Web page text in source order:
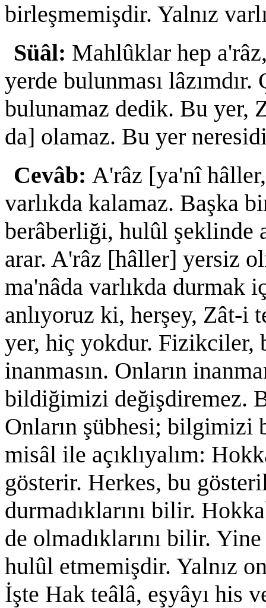
birleşmemişdir. Yalnız
Süâl: Mahlûklar hep
yerde bulunması
bulunamaz dedik. Bu yer,
da] olamaz. Bu yer
Cevâb: A'râz [ya'nî
varlıkda kalamaz. Başka
berâberliği, hulûl şeklinde
arar. A'râz [hâller] yersiz
ma'nâda varlıkda durmak
anlıyoruz ki, herşey, Zât-i
yer, hiç yokdur. Fizikciler,
inanmasın. Onların
bildiğimizi değişdiremez.
Onların şübhesi; bilgimizi
misâl ile açıklıyalım:
gösterir. Herkes, bu
durmadıklarını bilir.
de olmadıklarını bilir.
hulûl etmemişdir. Yalnız
İşte Hak teâlâ, eşyâyı his